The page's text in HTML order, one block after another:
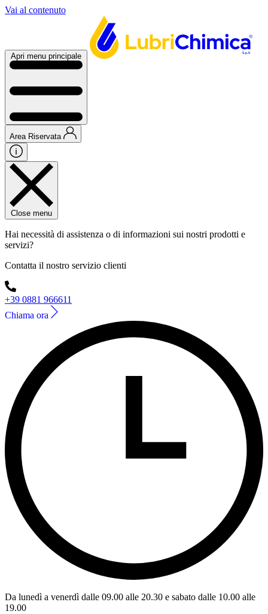
Vai al contenuto
Apri menu principale
Area Riservata
Close menu
Hai necessità di assistenza o di informazioni sui nostri prodotti e
servizi?
Contatta il nostro servizio clienti
+39 0881 966611
Chiama ora
Da lunedì a venerdì dalle 09.00 alle 20.30 e sabato dalle 10.00 alle
19.00